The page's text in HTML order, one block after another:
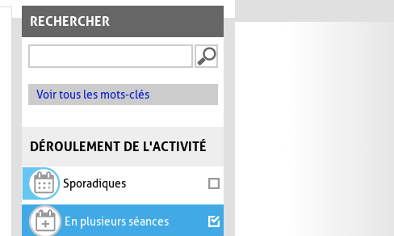
RECHERCHER
Voir tous les mots-clés
DÉROULEMENT DE L'ACTIVITÉ
Sporadiques
En plusieurs séances